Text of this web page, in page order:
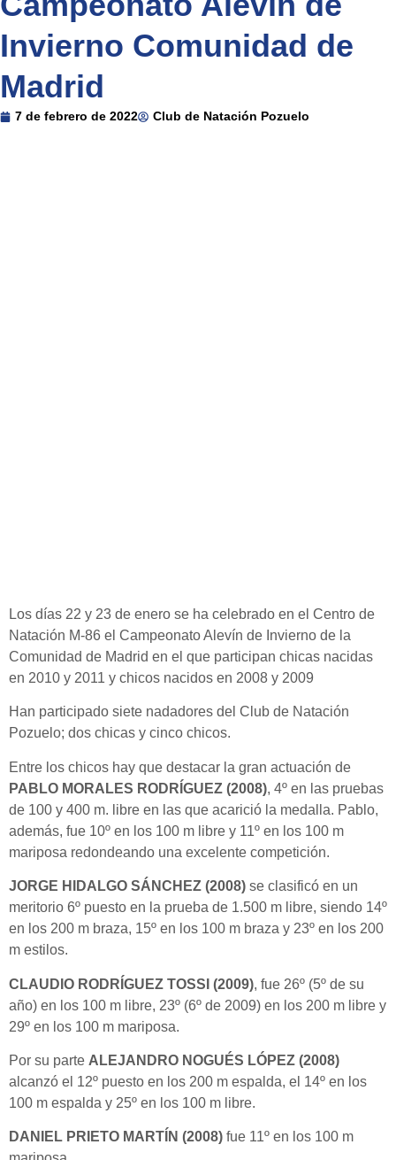
Invierno Comunidad de
Madrid
7 de febrero de 2022 Club de Natación Pozuelo
Los días 22 y 23 de enero se ha celebrado en el Centro de
Natación M-86 el Campeonato Alevín de Invierno de la
Comunidad de Madrid en el que participan chicas nacidas
en 2010 y 2011 y chicos nacidos en 2008 y 2009
Han participado siete nadadores del Club de Natación
Pozuelo; dos chicas y cinco chicos.
Entre los chicos hay que destacar la gran actuación de
PABLO MORALES RODRÍGUEZ (2008), 4º en las pruebas
de 100 y 400 m. libre en las que acarició la medalla. Pablo,
además, fue 10º en los 100 m libre y 11º en los 100 m
mariposa redondeando una excelente competición.
JORGE HIDALGO SÁNCHEZ (2008) se clasificó en un
meritorio 6º puesto en la prueba de 1.500 m libre, siendo 14º
en los 200 m braza, 15º en los 100 m braza y 23º en los 200
m estilos.
CLAUDIO RODRÍGUEZ TOSSI (2009), fue 26º (5º de su
año) en los 100 m libre, 23º (6º de 2009) en los 200 m libre y
29º en los 100 m mariposa.
Por su parte ALEJANDRO NOGUÉS LÓPEZ (2008)
alcanzó el 12º puesto en los 200 m espalda, el 14º en los
100 m espalda y 25º en los 100 m libre.
DANIEL PRIETO MARTÍN (2008) fue 11º en los 100 m